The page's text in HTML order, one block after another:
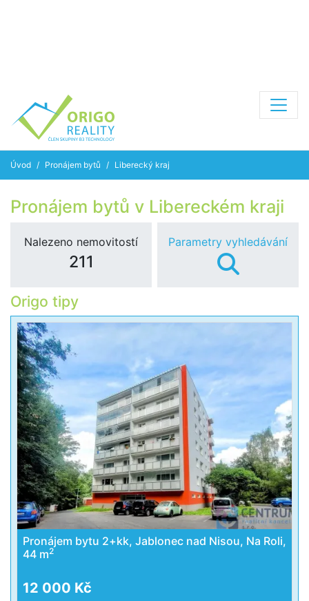
Úvod Pronájem bytů Liberecký kraj
Pronájem bytů v Libereckém kraji
Nalezeno nemovitostí
211
Parametry vyhledávání
Origo tipy
Pronájem bytu 2+kk, Jablonec nad Nisou, Na Roli,
44 m2
12 000 Kč